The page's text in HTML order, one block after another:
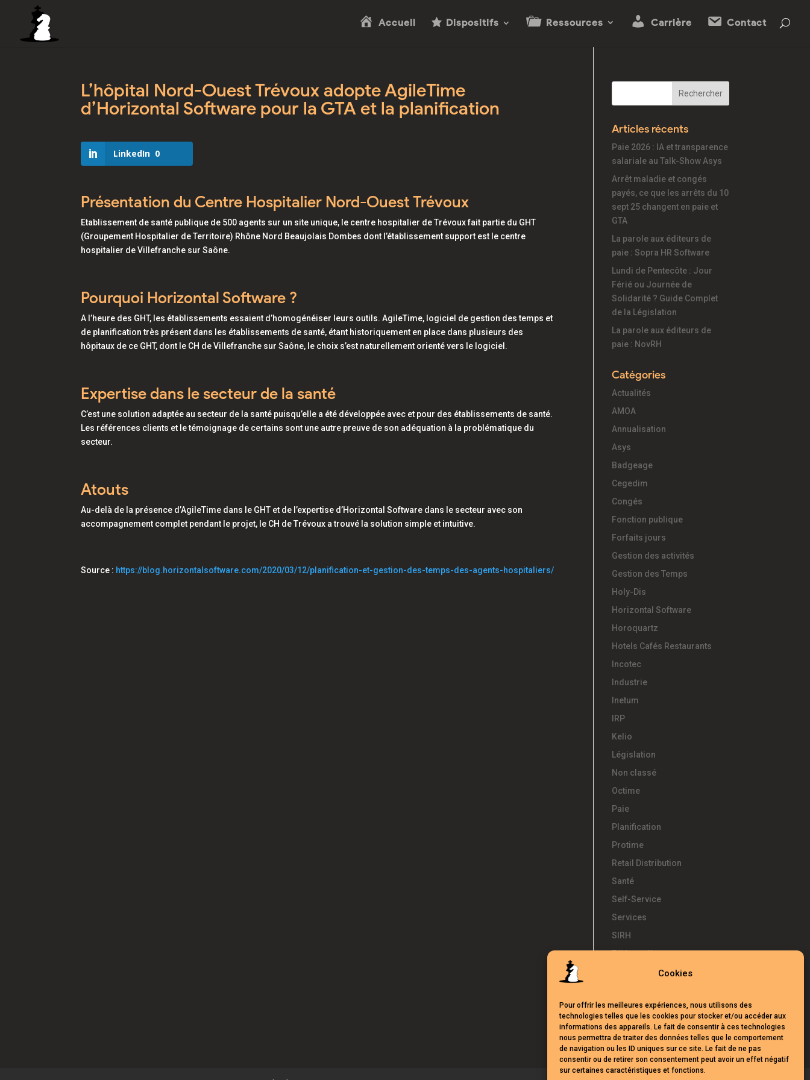
Cookies
Pour offrir les meilleures expériences, nous utilisons des
technologies telles que les cookies pour stocker et/ou accéder aux
informations des appareils. Le fait de consentir à ces technologies
nous permettra de traiter des données telles que le comportement
de navigation ou les ID uniques sur ce site. Le fait de ne pas
consentir ou de retirer son consentement peut avoir un effet négatif
sur certaines caractéristiques et fonctions.
Accueil Dispositifs Ressources Carrière Contact
L’hôpital Nord-Ouest Trévoux adopte AgileTime
d’Horizontal Software pour la GTA et la planification
LinkedIn 0
Présentation du Centre Hospitalier Nord-Ouest Trévoux
Etablissement de santé publique de 500 agents sur un site unique, le centre hospitalier de Trévoux fait partie du GHT
(Groupement Hospitalier de Territoire) Rhône Nord Beaujolais Dombes dont l’établissement support est le centre
hospitalier de Villefranche sur Saône.
Pourquoi Horizontal Software ?
A l’heure des GHT, les établissements essaient d’homogénéiser leurs outils. AgileTime, logiciel de gestion des temps et
de planification très présent dans les établissements de santé, étant historiquement en place dans plusieurs des
hôpitaux de ce GHT, dont le CH de Villefranche sur Saône, le choix s’est naturellement orienté vers le logiciel.
Expertise dans le secteur de la santé
C’est une solution adaptée au secteur de la santé puisqu’elle a été développée avec et pour des établissements de santé.
Les références clients et le témoignage de certains sont une autre preuve de son adéquation à la problématique du
secteur.
Atouts
Au-delà de la présence d’AgileTime dans le GHT et de l’expertise d’Horizontal Software dans le secteur avec son
accompagnement complet pendant le projet, le CH de Trévoux a trouvé la solution simple et intuitive.
Source : https://blog.horizontalsoftware.com/2020/03/12/planification-et-gestion-des-temps-des-agents-hospitaliers/
Articles récents
Paie 2026 : IA et transparence
salariale au Talk-Show Asys
Arrêt maladie et congés
payés, ce que les arrêts du 10
sept 25 changent en paie et
GTA
La parole aux éditeurs de
paie : Sopra HR Software
Lundi de Pentecôte : Jour
Férié ou Journée de
Solidarité ? Guide Complet
de la Législation
La parole aux éditeurs de
paie : NovRH
Catégories
Actualités
AMOA
Annualisation
Asys
Badgeage
Cegedim
Congés
Fonction publique
Forfaits jours
Gestion des activités
Gestion des Temps
Holy-Dis
Horizontal Software
Horoquartz
Hotels Cafés Restaurants
Incotec
Industrie
Inetum
IRP
Kelio
Législation
Non classé
Octime
Paie
Planification
Protime
Retail Distribution
Santé
Self-Service
Services
SIRH
Télétravail
Témoignages
UKG
Webinars